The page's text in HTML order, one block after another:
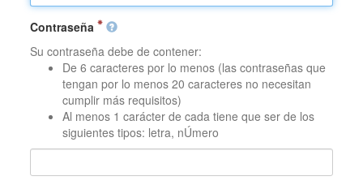
Contraseña
Su contraseña debe de contener:
De 6 caracteres por lo menos (las contraseñas que
tengan por lo menos 20 caracteres no necesitan
cumplir más requisitos)
Al menos 1 carácter de cada tiene que ser de los
siguientes tipos: letra, nÚmero